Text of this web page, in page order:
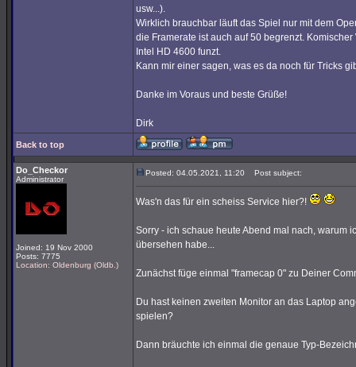
usw...).
Wirklich brauchbar läuft das Spiel nur mit dem
die Framerate ist auch auf 50 begrenzt.
Intel HD 4600 funzt.
Kann mir einer sagen, was es da noch für Tricks
Danke im Voraus und beste Grüße!
Dirk
Back to top
Do_Checkor
Administrator
Joined: 19 Nov 2000
Posts: 7775
Location: Oldenburg (Oldb.)
Posted: 04.05.2021, 11:20 Post subject:
Was'n das für ein scheiss Service hier?!
Sorry - ich schaue heute Abend mal nach, warum
übersehen habe...
Zunächst füge einmal "framecap 0" zu Deiner
Du hast keinen zweiten Monitor an das Laptop
spielen?
Dann bräuchte ich einmal die genaue Typ-